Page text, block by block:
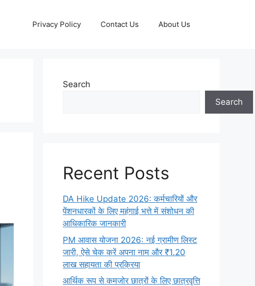
Privacy Policy Contact Us About Us
Search
Search
Recent Posts
DA Hike Update 2026: कर्मचारियों और
पेंशनधारकों के लिए महंगाई भत्ते में संशोधन की
आधिकारिक जानकारी
PM आवास योजना 2026: नई ग्रामीण लिस्ट
जारी, ऐसे चेक करें अपना नाम और ₹1.20
लाख सहायता की प्रक्रिया
आर्थिक रूप से कमजोर छात्रों के लिए छात्रवृत्ति